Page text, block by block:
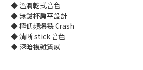
◆ 溫潤乾式音色
◆ 無鈸杯扁平設計
◆ 極低頻爆裂 Crash
◆ 清晰 stick 音色
◆ 深暗複雜質感